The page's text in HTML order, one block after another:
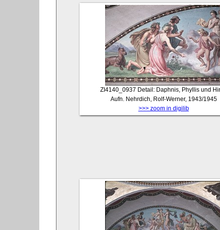
ZI4140_0937 Detail: Daphnis, Phyllis und
Aufn. Nehrdich, Rolf-Werner, 1943/1945
>>> zoom in digilib